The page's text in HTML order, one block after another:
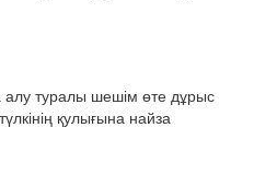
туралы шешім өте дұрыс
қулығына найза